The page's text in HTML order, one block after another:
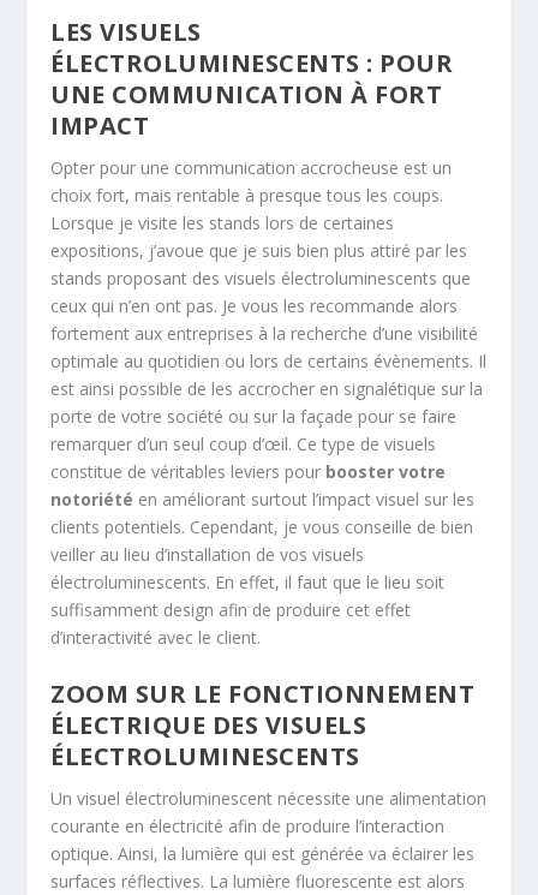
LES VISUELS
ÉLECTROLUMINESCENTS : POUR
UNE COMMUNICATION À FORT
IMPACT
Opter pour une communication accrocheuse est un
choix fort, mais rentable à presque tous les coups.
Lorsque je visite les stands lors de certaines
expositions, j’avoue que je suis bien plus attiré par les
stands proposant des visuels électroluminescents que
ceux qui n’en ont pas. Je vous les recommande alors
fortement aux entreprises à la recherche d’une visibilité
optimale au quotidien ou lors de certains évènements. Il
est ainsi possible de les accrocher en signalétique sur la
porte de votre société ou sur la façade pour se faire
remarquer d’un seul coup d’œil. Ce type de visuels
constitue de véritables leviers pour booster votre
notoriété en améliorant surtout l’impact visuel sur les
clients potentiels. Cependant, je vous conseille de bien
veiller au lieu d’installation de vos visuels
électroluminescents. En effet, il faut que le lieu soit
suffisamment design afin de produire cet effet
d’interactivité avec le client.
ZOOM SUR LE FONCTIONNEMENT
ÉLECTRIQUE DES VISUELS
ÉLECTROLUMINESCENTS
Un visuel électroluminescent nécessite une alimentation
courante en électricité afin de produire l’interaction
optique. Ainsi, la lumière qui est générée va éclairer les
surfaces réflectives. La lumière fluorescente est alors